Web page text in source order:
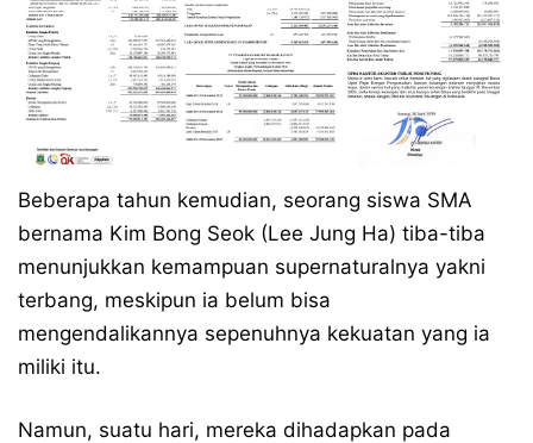
Beberapa tahun kemudian, seorang siswa SMA
bernama Kim Bong Seok (Lee Jung Ha) tiba-tiba
menunjukkan kemampuan supernaturalnya yakni
terbang, meskipun ia belum bisa
mengendalikannya sepenuhnya kekuatan yang ia
miliki itu.
Namun, suatu hari, mereka dihadapkan pada